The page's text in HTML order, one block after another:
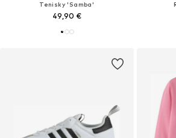
Tenisky 'Samba'
49,90 €